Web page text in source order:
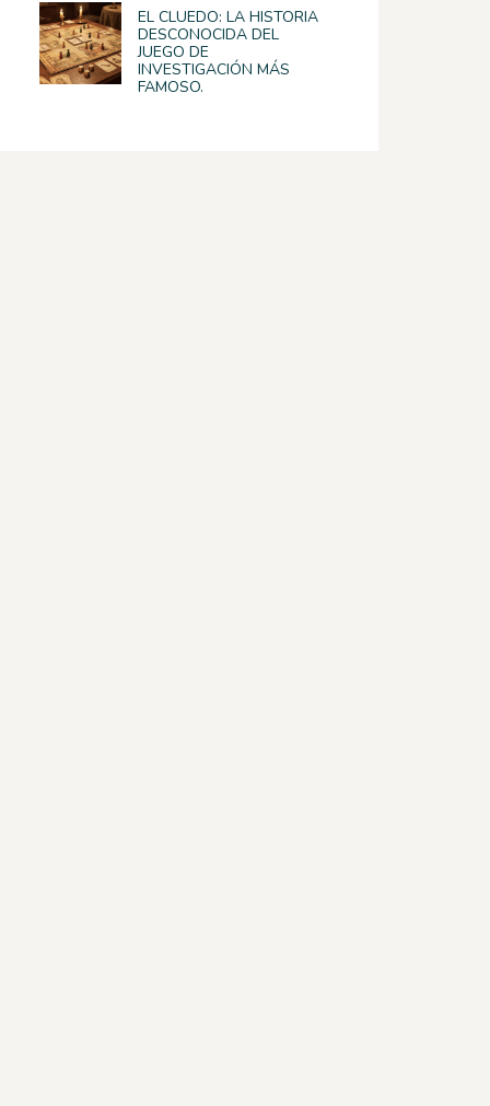
EL CLUEDO: LA HISTORIA
DESCONOCIDA DEL
JUEGO DE
INVESTIGACIÓN MÁS
FAMOSO.